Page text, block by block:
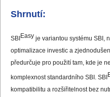
Shrnutí:
SBI Easy je variantou systému SBI,
optimalizace investic a
předurčuje pro použití tam, kde je
komplexnost standardního SBI. SBI
kompatibilitu a rozšiřitelnost bez